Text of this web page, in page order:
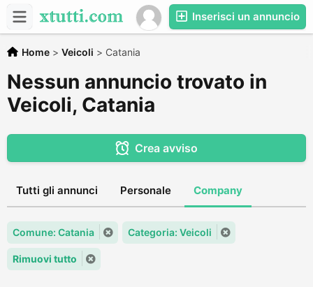
Inserisci un annuncio
Home > Veicoli > Catania
Nessun annuncio trovato in
Veicoli, Catania
Crea avviso
Tutti gli annunci Personale Company
Comune: Catania Categoria: Veicoli
Rimuovi tutto